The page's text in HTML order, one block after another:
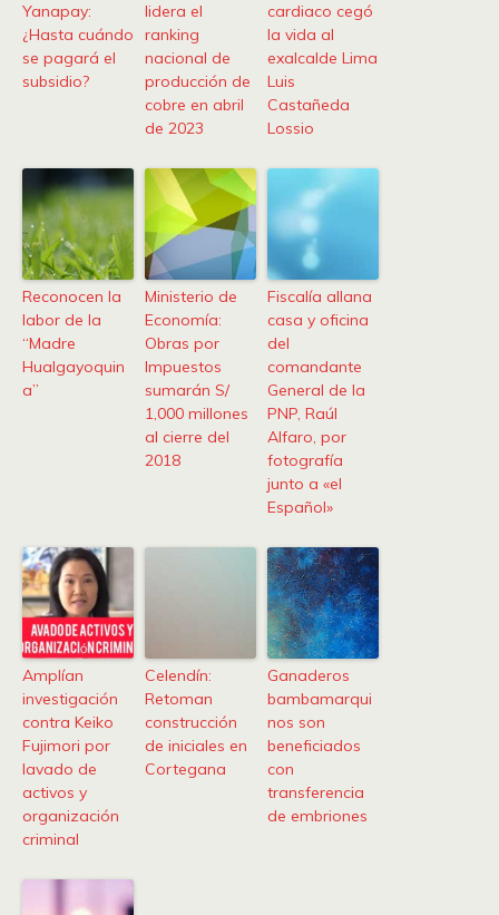
Yanapay:
¿Hasta cuándo
se pagará el
subsidio?
lidera el
ranking
nacional de
producción de
cobre en abril
de 2023
cardiaco cegó
la vida al
exalcalde Lima
Luis
Castañeda
Lossio
Reconocen la
labor de la
“Madre
Hualgayoquin
a”
Ministerio de
Economía:
Obras por
Impuestos
sumarán S/
1,000 millones
al cierre del
2018
Fiscalía allana
casa y oficina
del
comandante
General de la
PNP, Raúl
Alfaro, por
fotografía
junto a «el
Español»
Amplían
investigación
contra Keiko
Fujimori por
lavado de
activos y
organización
criminal
Celendín:
Retoman
construcción
de iniciales en
Cortegana
Ganaderos
bambamarqui
nos son
beneficiados
con
transferencia
de embriones